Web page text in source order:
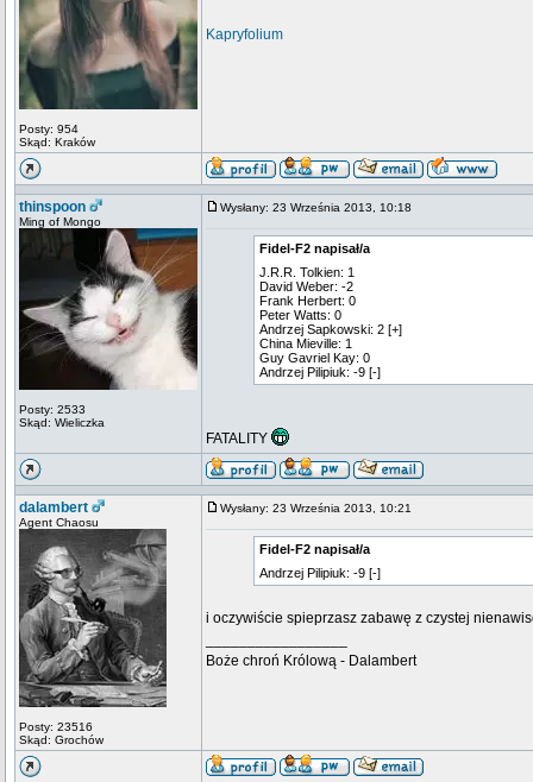
Posty: 954
Skąd: Kraków
Kapryfolium
thinspoon
Ming of Mongo
Posty: 2533
Skąd: Wieliczka
Wysłany: 23 Września 2013, 10:18
Fidel-F2 napisał/a
J.R.R. Tolkien: 1
David Weber: -2
Frank Herbert: 0
Peter Watts: 0
Andrzej Sapkowski: 2 [+]
China Mieville: 1
Guy Gavriel Kay: 0
Andrzej Pilipiuk: -9 [-]
FATALITY
dalambert
Agent Chaosu
Posty: 23516
Skąd: Grochów
Wysłany: 23 Września 2013, 10:21
Fidel-F2 napisał/a
Andrzej Pilipiuk: -9 [-]
i oczywiście spieprzasz zabawę z czystej
Boże chroń Królową - Dalambert